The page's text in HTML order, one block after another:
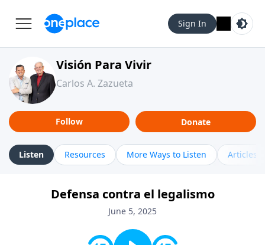
Sign In
Visión Para Vivir
Carlos A. Zazueta
Follow Donate
Listen Resources More Ways to Listen Articles
Defensa contra el legalismo
June 5, 2025